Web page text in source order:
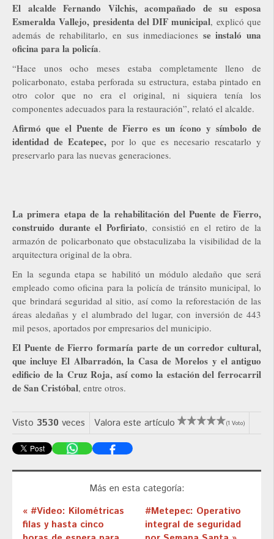
El alcalde Fernando Vilchis, acompañado de su esposa
Esmeralda Vallejo, presidenta del DIF municipal, explicó que
además de rehabilitarlo, en sus inmediaciones se instaló una
oficina para la policía.
“Hace unos ocho meses estaba completamente lleno de
policarbonato, estaba perforada su estructura, estaba pintado en
otro color que no era el original, ni siquiera tenía los
componentes adecuados para la restauración”, relató el alcalde.
Afirmó que el Puente de Fierro es un ícono y símbolo de
identidad de Ecatepec, por lo que es necesario rescatarlo y
preservarlo para las nuevas generaciones.
La primera etapa de la rehabilitación del Puente de Fierro,
construido durante el Porfiriato, consistió en el retiro de la
armazón de policarbonato que obstaculizaba la visibilidad de la
arquitectura original de la obra.
En la segunda etapa se habilitó un módulo aledaño que será
empleado como oficina para la policía de tránsito municipal, lo
que brindará seguridad al sitio, así como la reforestación de las
áreas aledañas y el alumbrado del lugar, con inversión de 443
mil pesos, aportados por empresarios del municipio.
El Puente de Fierro formaría parte de un corredor cultural,
que incluye El Albarradón, la Casa de Morelos y el antiguo
edificio de la Cruz Roja, así como la estación del ferrocarril
de San Cristóbal, entre otros.
Visto 3530 veces Valora este artículo (1 Voto)
Más en esta categoría:
« #Video: Kilométricas
filas y hasta cinco
#Metepec: Operativo
integral de seguridad